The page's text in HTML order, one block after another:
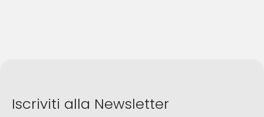
prodotto
Iscriviti alla Newsletter